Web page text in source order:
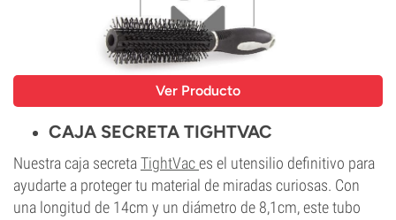
Ver Producto
CAJA SECRETA TIGHTVAC
Nuestra caja secretaTightVaces el utensilio definitivo para
ayudarte a proteger tu material de miradas curiosas. Con
una longitud de 14cm y un diámetro de 8,1cm, este tubo